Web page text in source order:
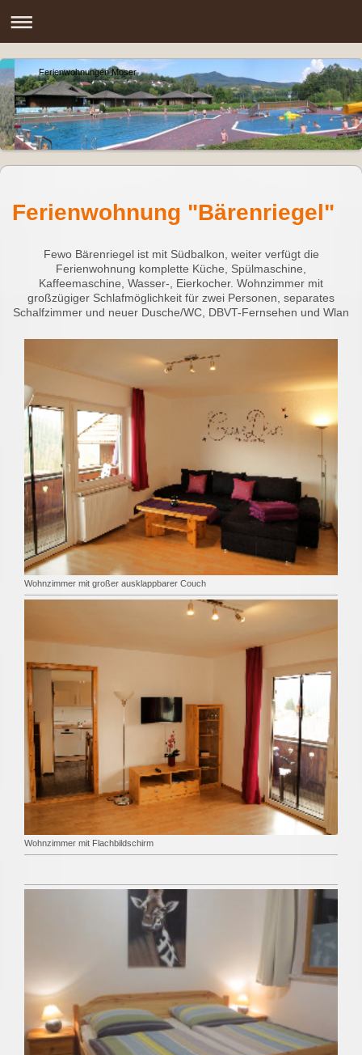
Ferienwohnungen Moser
Ferienwohnung "Bärenriegel"
Fewo Bärenriegel ist mit Südbalkon, weiter verfügt die
Ferienwohnung komplette Küche, Spülmaschine,
Kaffeemaschine, Wasser-, Eierkocher. Wohnzimmer mit
großzügiger Schlafmöglichkeit für zwei Personen, separates
Schalfzimmer und neuer Dusche/WC, DBVT-Fernsehen und Wlan
Wohnzimmer mit großer ausklappbarer Couch
Wohnzimmer mit Flachbildschirm